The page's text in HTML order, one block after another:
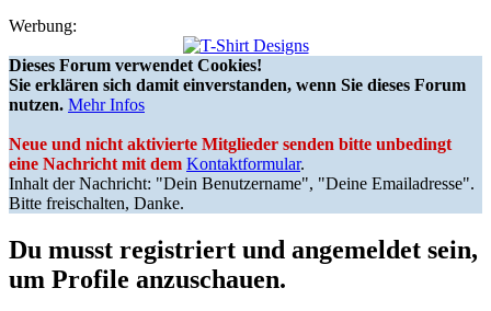
Werbung:
Dieses Forum verwendet Cookies!
Sie erklären sich damit einverstanden, wenn Sie dieses Forum
nutzen. Mehr Infos
Neue und nicht aktivierte Mitglieder senden bitte unbedingt
eine Nachricht mit dem Kontaktformular.
Inhalt der Nachricht: "Dein Benutzername", "Deine Emailadresse".
Bitte freischalten, Danke.
Du musst registriert und angemeldet sein,
um Profile anzuschauen.